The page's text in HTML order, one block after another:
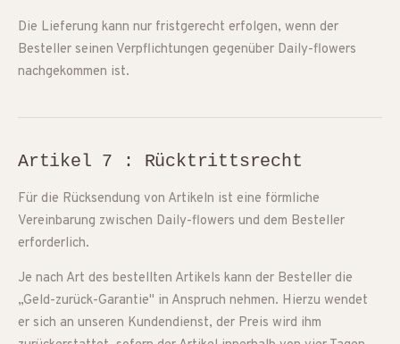
Die Lieferung kann nur fristgerecht erfolgen, wenn der
Besteller seinen Verpflichtungen gegenüber Daily-flowers
nachgekommen ist.
Artikel 7 : Rücktrittsrecht
Für die Rücksendung von Artikeln ist eine förmliche
Vereinbarung zwischen Daily-flowers und dem Besteller
erforderlich.
Je nach Art des bestellten Artikels kann der Besteller die
„Geld-zurück-Garantie" in Anspruch nehmen. Hierzu wendet
er sich an unseren Kundendienst, der Preis wird ihm